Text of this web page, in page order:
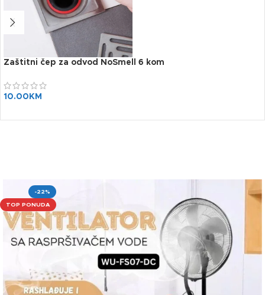
Zaštitni čep za odvod NoSmell 6 kom
10.00 KM
-22%
TOP PONUDA